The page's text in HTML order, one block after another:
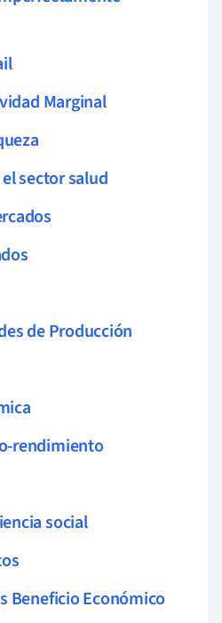
Marginal
sector salud
de Producción
rendimiento
social
Beneficio Económico